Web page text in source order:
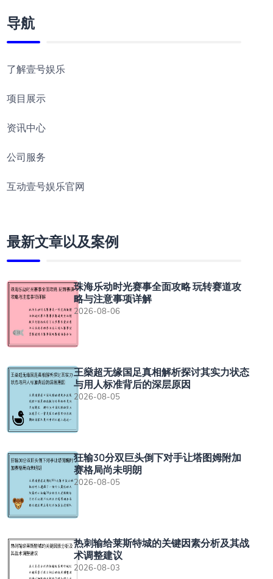
导航
了解壹号娱乐
项目展示
资讯中心
公司服务
互动壹号娱乐官网
最新文章以及案例
珠海乐动时光赛事全面攻略 玩转赛道攻
略与注意事项详解
2026-08-06
王燊超无缘国足真相解析探讨其实力状态
与用人标准背后的深层原因
2026-08-05
狂输30分双巨头倒下对手让塔图姆附加
赛格局尚未明朗
2026-08-05
热刺输给莱斯特城的关键因素分析及其战
术调整建议
2026-08-03